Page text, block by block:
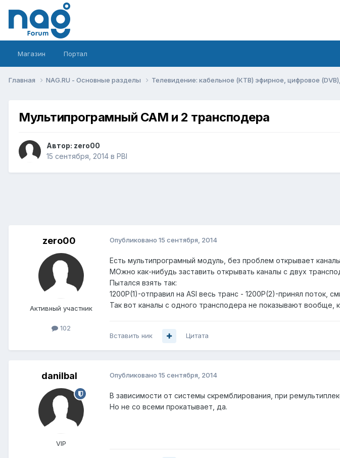
Магазин Портал
Главная NAG.RU - Основные разделы Телевидение: кабельное (КТВ) эфирное, цифровое
Мультипрограмный CAM и 2 трансподера
Автор: zero00
15 сентября, 2014 в PBI
zero00
Активный участник
102
Опубликовано 15 сентября, 2014
Есть мультипрограмный модуль, без проблем открывает
МОжно как-нибудь заставить открывать каналы с двух
Пытался взять так:
1200P(1)-отправил на ASI весь транс - 1200P(2)-принял поток,
Так вот каналы с одного трансподера не показывают вообще,
Вставить ник Цитата
danilbal
VIP
Опубликовано 15 сентября, 2014
В зависимости от системы скремблирования, при
Но не со всеми прокатывает, да.